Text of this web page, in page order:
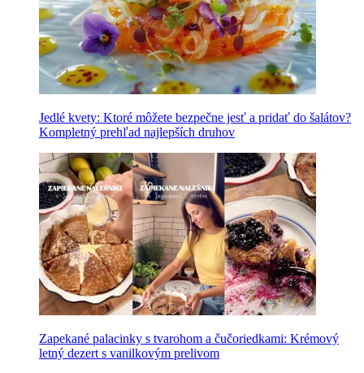
Jedlé kvety: Ktoré môžete bezpečne jesť a pridať do šalátov?
Kompletný prehľad najlepších druhov
Zapekané palacinky s tvarohom a čučoriedkami: Krémový
letný dezert s vanilkovým prelivom